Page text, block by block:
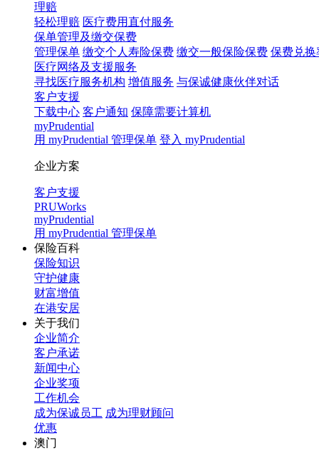
理赔
轻松理赔 医疗费用直付服务
保单管理及缴交保费
管理保单 缴交个人寿险保费 缴交一般保险保费 保费兑换
医疗网络及支援服务
寻找医疗服务机构 增值服务 与保诚健康伙伴对话
客户支援
下载中心 客户通知 保障需要计算机
myPrudential
用 myPrudential 管理保单 登入 myPrudential
企业方案
客户支援
PRUWorks
myPrudential
用 myPrudential 管理保单
保险百科
保险知识
守护健康
财富增值
在港安居
关于我们
企业简介
客户承诺
新闻中心
企业奖项
工作机会
成为保诚员工 成为理财顾问
优惠
澳门